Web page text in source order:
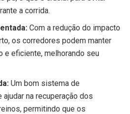
a corrida.
Com a redução do impacto
os corredores podem manter
e eficiente, melhorando seu
Um bom sistema de
na recuperação dos
permitindo que os